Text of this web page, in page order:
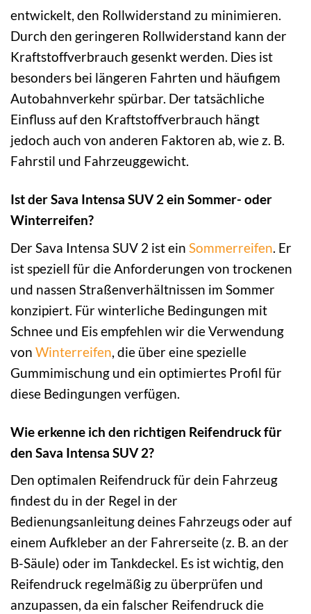
entwickelt, den Rollwiderstand zu minimieren.
Durch den geringeren Rollwiderstand kann der
Kraftstoffverbrauch gesenkt werden. Dies ist
besonders bei längeren Fahrten und häufigem
Autobahnverkehr spürbar. Der tatsächliche
Einfluss auf den Kraftstoffverbrauch hängt
jedoch auch von anderen Faktoren ab, wie z. B.
Fahrstil und Fahrzeuggewicht.
Ist der Sava Intensa SUV 2 ein Sommer- oder
Winterreifen?
Der Sava Intensa SUV 2 ist ein Sommerreifen. Er
ist speziell für die Anforderungen von trockenen
und nassen Straßenverhältnissen im Sommer
konzipiert. Für winterliche Bedingungen mit
Schnee und Eis empfehlen wir die Verwendung
von Winterreifen, die über eine spezielle
Gummimischung und ein optimiertes Profil für
diese Bedingungen verfügen.
Wie erkenne ich den richtigen Reifendruck für
den Sava Intensa SUV 2?
Den optimalen Reifendruck für dein Fahrzeug
findest du in der Regel in der
Bedienungsanleitung deines Fahrzeugs oder auf
einem Aufkleber an der Fahrerseite (z. B. an der
B-Säule) oder im Tankdeckel. Es ist wichtig, den
Reifendruck regelmäßig zu überprüfen und
anzupassen, da ein falscher Reifendruck die